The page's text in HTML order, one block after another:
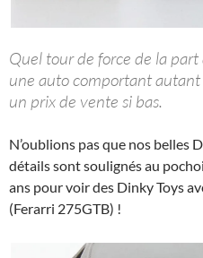
Quel tour de force de la
une auto comportant
un prix de vente si bas.
N’oublions pas que nos belles
détails sont soulignés au
ans pour voir des Dinky Toys
(Ferarri 275GTB) !